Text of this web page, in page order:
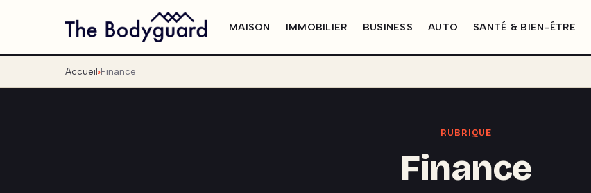
MAISON IMMOBILIER BUSINESS AUTO SANTÉ & BIEN-ÊTRE
Accueil Finance
RUBRIQUE
Finance